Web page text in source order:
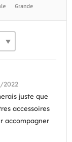
2022
juste que
accessoires
accompagner